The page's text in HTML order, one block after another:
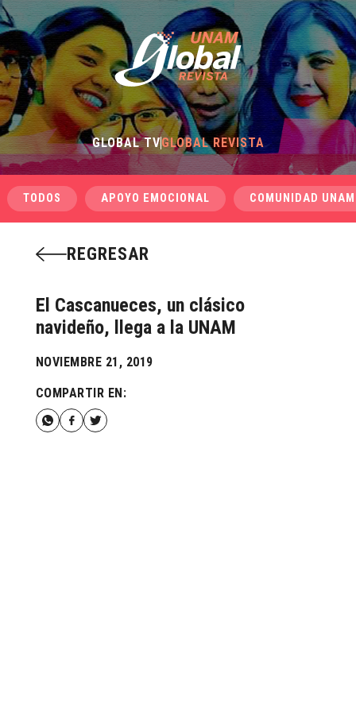
GLOBAL TVGLOBAL REVISTA
TODOS APOYO EMOCIONAL COMUNIDAD UNAM
REGRESAR
El Cascanueces, un clásico
navideño, llega a la UNAM
NOVIEMBRE 21, 2019
COMPARTIR EN: